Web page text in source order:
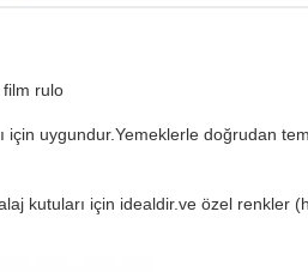
film rulo
uygundur.Yemeklerle doğrudan
kutuları için idealdir.ve özel renkler